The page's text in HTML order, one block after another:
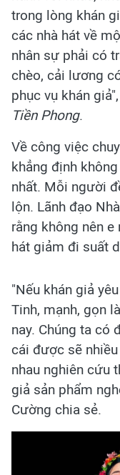
trong lòng khán
các nhà hát về
nhân sự phải có
chèo, cải lương
phục vụ khán
Tiền Phong.
Về công việc
khẳng định
nhất. Mỗi người
lộn. Lãnh đạo
rằng không nên
hát giảm đi suất
"Nếu khán giả
Tinh, mạnh, gọn
nay. Chúng ta có
cái được sẽ
nhau nghiên cứu
giả sản phẩm
Cường chia sẻ.